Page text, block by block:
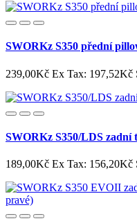
SWORKz S350 přední
239,00Kč Ex Tax: 197,52Kč
SWORKz S350/LDS zadní
189,00Kč Ex Tax: 156,20Kč